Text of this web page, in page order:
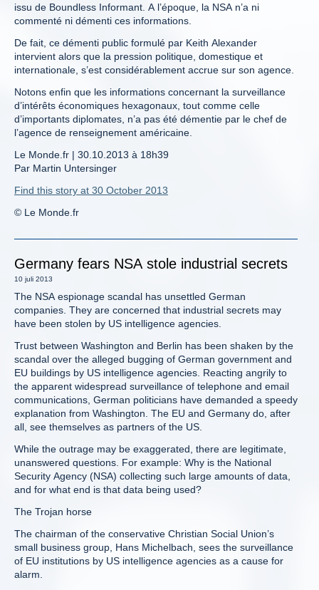
issu de Boundless Informant. A l’époque, la NSA n’a ni
commenté ni démenti ces informations.
De fait, ce démenti public formulé par Keith Alexander
intervient alors que la pression politique, domestique et
internationale, s’est considérablement accrue sur son agence.
Notons enfin que les informations concernant la surveillance
d’intérêts économiques hexagonaux, tout comme celle
d’importants diplomates, n’a pas été démentie par le chef de
l’agence de renseignement américaine.
Le Monde.fr | 30.10.2013 à 18h39
Par Martin Untersinger
Find this story at 30 October 2013
© Le Monde.fr
Germany fears NSA stole industrial secrets
10 juli 2013
The NSA espionage scandal has unsettled German
companies. They are concerned that industrial secrets may
have been stolen by US intelligence agencies.
Trust between Washington and Berlin has been shaken by the
scandal over the alleged bugging of German government and
EU buildings by US intelligence agencies. Reacting angrily to
the apparent widespread surveillance of telephone and email
communications, German politicians have demanded a speedy
explanation from Washington. The EU and Germany do, after
all, see themselves as partners of the US.
While the outrage may be exaggerated, there are legitimate,
unanswered questions. For example: Why is the National
Security Agency (NSA) collecting such large amounts of data,
and for what end is that data being used?
The Trojan horse
The chairman of the conservative Christian Social Union’s
small business group, Hans Michelbach, sees the surveillance
of EU institutions by US intelligence agencies as a cause for
alarm.